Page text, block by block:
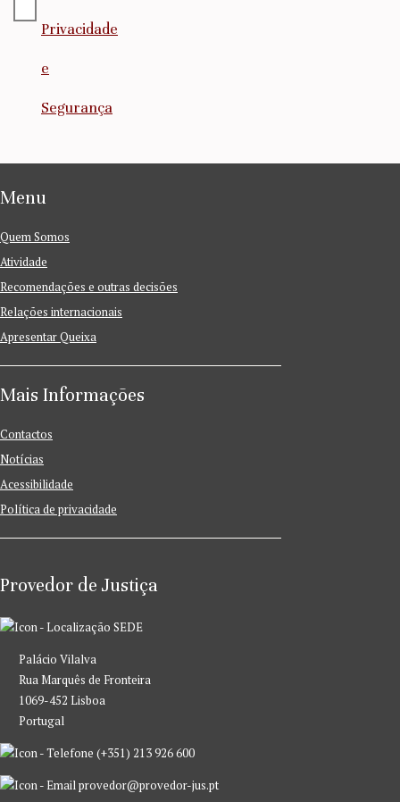
Privacidade
e
Segurança
Menu
Quem Somos
Atividade
Recomendações e outras decisões
Relações internacionais
Apresentar Queixa
Mais Informações
Contactos
Notícias
Acessibilidade
Política de privacidade
Provedor de Justiça
SEDE
Palácio Vilalva
Rua Marquês de Fronteira
1069-452 Lisboa
Portugal
(+351) 213 926 600
provedor@provedor-jus.pt